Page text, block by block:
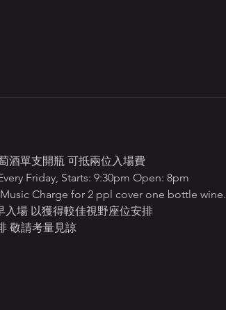
酒單支開瓶 可抵兩位入場費
Friday, Starts: 9:30pm Open: 8pm
Charge for 2 ppl cover one bottle wine.
入場 以獲得較佳視野座位安排
敬請考量見諒